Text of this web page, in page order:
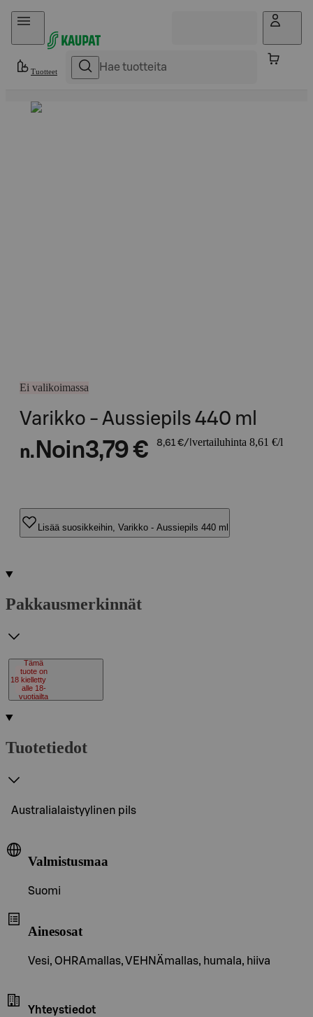
Hyppää sisältöön
Tuotteet
Ei valikoimassa
Varikko - Aussiepils 440 ml
n. Noin3,79 € 8,61 €/l vertailuhinta 8,61 €/l
Lisää suosikkeihin, Varikko - Aussiepils 440 ml
Pakkausmerkinnät
18
Tämä
tuote on
kielletty
alle 18-
vuotiailta
Tuotetiedot
Australialaistyylinen pils
Valmistusmaa
Suomi
Ainesosat
Vesi, OHRAmallas, VEHNÄmallas, humala, hiiva
Yhteystiedot